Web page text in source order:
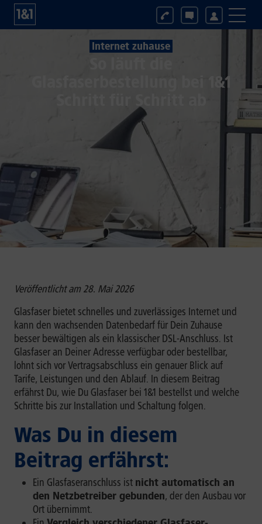
Internet zuhause
Glasfaserbestellung bei 1&1
Veröffentlicht am 28. Mai 2026
Glasfaser bietet schnelles und zuverlässiges Internet und
kann den wachsenden Datenbedarf für Dein Zuhause
besser bewältigen als ein klassischer DSL-Anschluss. Ist
Glasfaser an Deiner Adresse verfügbar oder bestellbar,
lohnt sich vor Vertragsabschluss ein genauer Blick auf
Tarife, Leistungen und den Ablauf. In diesem Beitrag
erfährst Du, wie Du Glasfaser bei 1&1 bestellst und welche
Schritte bis zur Installation und Schaltung folgen.
Was Du in diesem
Beitrag erfährst:
Ein Glasfaseranschluss ist nicht automatisch an
den Netzbetreiber gebunden, der den Ausbau vor
Ort übernimmt.